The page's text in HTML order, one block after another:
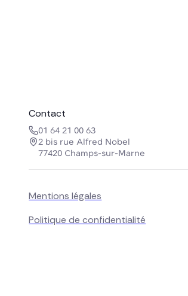
Contact
01 64 21 00 63
2 bis rue Alfred Nobel
77420 Champs-sur-Marne
Mentions légales
Politique de confidentialité